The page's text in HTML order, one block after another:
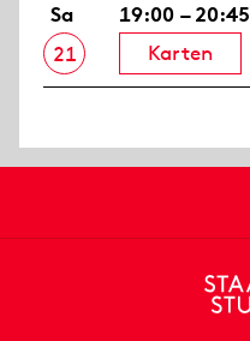
Sa
21
19:00 – 20:45
Karten